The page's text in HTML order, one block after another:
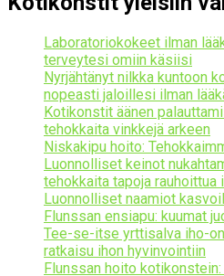
Laboratoriokokeet ilman
terveytesi omiin käsiisi
Nyrjähtänyt nilkka kuntoon
nopeasti jaloillesi ilman
Kotikonstit äänen
tehokkaita vinkkejä arkeen
Niskakipu hoito:
Luonnolliset keinot
tehokkaita tapoja rauhoittua
Luonnolliset naamiot
Flunssan ensiapu: kuumat
Tee-se-itse yrttisalva iho-
ratkaisu ihon hyvinvointiin
Flunssan hoito